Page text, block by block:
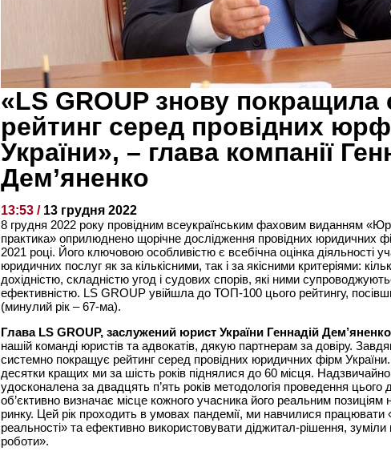
«LS GROUP знову покращила
рейтинг серед провідних
України», – глава компанії
Дем’яненко
13:53 / 13 грудня 2022
8 грудня 2022 року провідним всеукраїнським фаховим виданням
практика» оприлюднено щорічне дослідження провідних юридичних
2021 році. Його ключовою особливістю є всебічна оцінка діяльності
юридичних послуг як за кількісними, так і за якісними критеріями:
дохідністю, складністю угод і судових спорів, які ними
ефективністю. LS GROUP увійшла до ТОП-100 цього рейтингу,
(минулий рік – 67-ма).
Глава LS GROUP, заслужений юрист України Геннадій
нашій команді юристів та адвокатів, дякую партнерам за довіру.
системно покращує рейтинг серед провідних юридичних фірм України.
десятки кращих ми за шість років піднялися до 60 місця.
удосконалена за двадцять п’ять років методологія проведення цього
об’єктивно визначає місце кожного учасника його реальним
ринку. Цей рік проходить в умовах пандемії, ми навчилися працювати
реальності» та ефективно використовувати діджитал-рішення, зуміли
роботи».